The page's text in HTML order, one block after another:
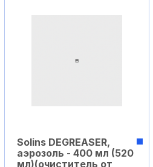
Solins DEGREASER,
аэрозоль - 400 мл (520
мл)(очиститель от